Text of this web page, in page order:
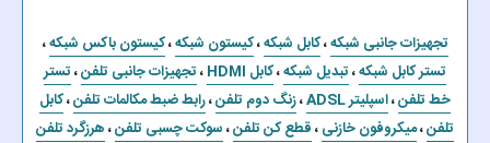
تجهیزات جانبی شبکه،کابل شبکه،کیستون شبکه،کیستون باکس شبکه،
تستر کابل شبکه،تبدیل شبکه،کابل HDMI ،تجهیزات جانبی تلفن،تستر
خط تلفن،اسپلیتر ADSL ،زنگ دوم تلفن،رابط ضبط مکالمات تلفن،کابل
تلفن،میکروفون خازنی،قطع کن تلفن،سوکت چسبی تلفن،هرزگرد تلفن